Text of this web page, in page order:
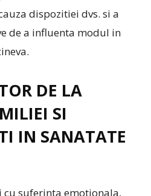
dispozitiei dvs. si a
de a influenta modul in
DE LA
SI
IN SANATATE
cu suferinta emotionala,